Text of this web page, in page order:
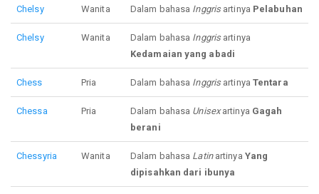
Chelsy Wanita Dalam bahasa Inggrisartinya Pelabuhan
Chelsy Wanita Dalam bahasa Inggrisartinya
Kedamaian yang abadi
Chess Pria Dalam bahasa Inggrisartinya Tentara
Chessa Pria Dalam bahasa Unisexartinya Gagah
berani
Chessyria Wanita Dalam bahasa Latinartinya Yang
dipisahkan dari ibunya